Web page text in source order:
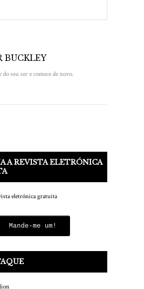
BUCKLEY
do seu ser e comece de novo.
A REVISTA ELETRÓNICA
Mande-me um!